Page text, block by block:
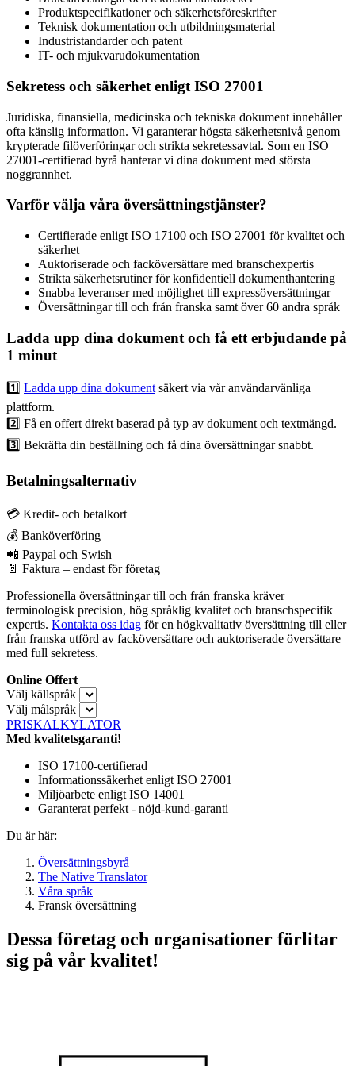
Produktspecifikationer och säkerhetsföreskrifter
Teknisk dokumentation och utbildningsmaterial
Industristandarder och patent
IT- och mjukvarudokumentation
Sekretess och säkerhet enligt ISO 27001
Juridiska, finansiella, medicinska och tekniska dokument innehåller
ofta känslig information. Vi garanterar högsta säkerhetsnivå genom
krypterade filöverföringar och strikta sekretessavtal. Som en ISO
27001-certifierad byrå hanterar vi dina dokument med största
noggrannhet.
Varför välja våra översättningstjänster?
Certifierade enligt ISO 17100 och ISO 27001 för kvalitet och
säkerhet
Auktoriserade och facköversättare med branschexpertis
Strikta säkerhetsrutiner för konfidentiell dokumenthantering
Snabba leveranser med möjlighet till expressöversättningar
Översättningar till och från franska samt över 60 andra språk
Ladda upp dina dokument och få ett erbjudande på
1 minut
1️⃣ Ladda upp dina dokument säkert via vår användarvänliga
plattform.
2️⃣ Få en offert direkt baserad på typ av dokument och textmängd.
3️⃣ Bekräfta din beställning och få dina översättningar snabbt.
Betalningsalternativ
💳 Kredit- och betalkort
💰 Banköverföring
📲 Paypal och Swish
📄 Faktura – endast för företag
Professionella översättningar till och från franska kräver
terminologisk precision, hög språklig kvalitet och branschspecifik
expertis. Kontakta oss idag för en högkvalitativ översättning till eller
från franska utförd av facköversättare och auktoriserade översättare
med full sekretess.
Online Offert
Välj källspråk
Välj målspråk
PRISKALKYLATOR
Med kvalitetsgaranti!
ISO 17100-certifierad
Informationssäkerhet enligt ISO 27001
Miljöarbete enligt ISO 14001
Garanterat perfekt - nöjd-kund-garanti
Du är här:
Översättningsbyrå
The Native Translator
Våra språk
Fransk översättning
Dessa företag och organisationer förlitar
sig på vår kvalitet!